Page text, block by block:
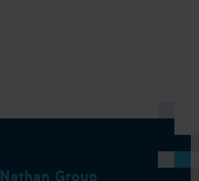
Nathan Group